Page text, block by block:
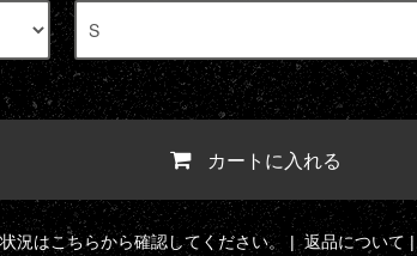
カートに入れる
況はこちらから確認してください。 |返品について |